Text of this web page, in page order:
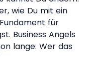
wie Du mit ein
für
Business Angels
lange: Wer das